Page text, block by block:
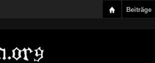
Beiträge